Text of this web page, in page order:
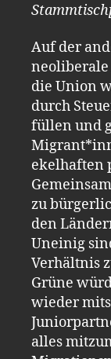
Auf der
neoliberale
die Union
durch
füllen und
ekelhaften
zu
den
Uneinig
Verhältnis
Grüne
wieder
alles